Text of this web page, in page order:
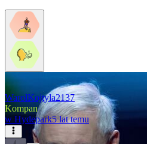
WarolKojtyla2137
Kompan
w Hydepark5 lat temu